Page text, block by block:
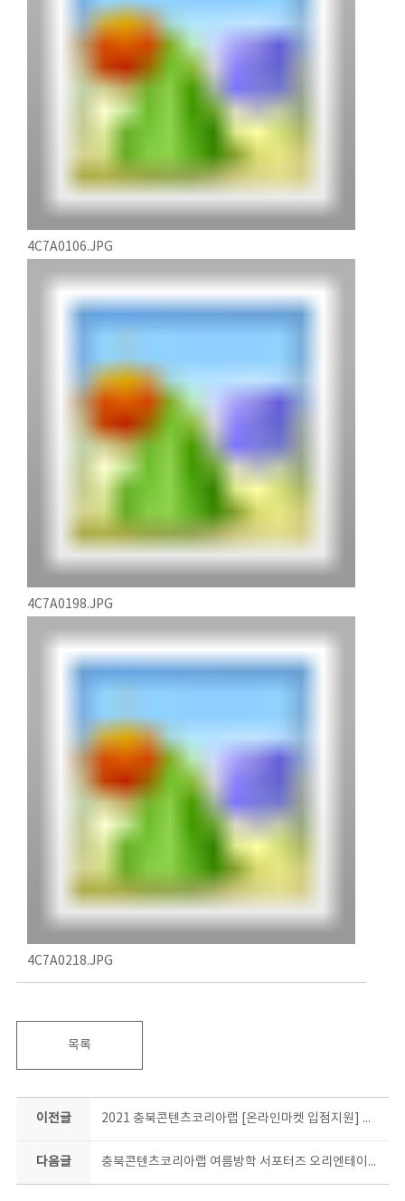
4C7A0106.JPG
4C7A0198.JPG
4C7A0218.JPG
목록
이전글 2021 충북콘텐츠코리아랩 [온라인마켓 입점지원] 오리엔테이션 진행!!
다음글 충북콘텐츠코리아랩 여름방학 서포터즈 오리엔테이션~! 올 여름은 우리가 책임진다!!